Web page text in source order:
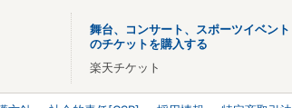
舞台、コンサート、スポーツイベント
のチケットを購入する
楽天チケット